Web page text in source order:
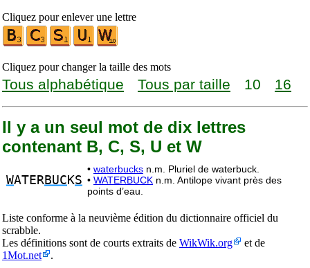
Cliquez pour enlever une lettre
Cliquez pour changer la taille des mots
Tous alphabétique Tous par taille 10 16
Il y a un seul mot de dix lettres
contenant B, C, S, U et W
WATERBUC KS
• waterbucks n.m. Pluriel de waterbuck.
• WATERBUCK n.m. Antilope vivant près des
points d’eau.
Liste conforme à la neuvième édition du dictionnaire officiel du
scrabble.
Les définitions sont de courts extraits de WikWik.org
et de
1Mot.net
.